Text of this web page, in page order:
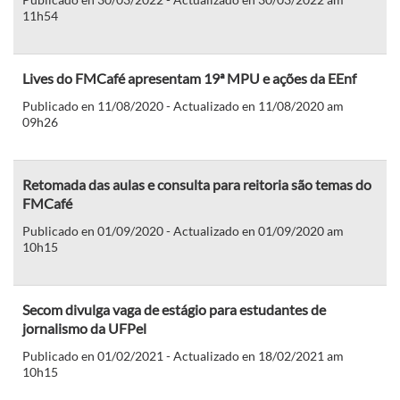
11h54
Lives do FMCafé apresentam 19ª MPU e ações da EEnf
Publicado en 11/08/2020 - Actualizado en 11/08/2020 am
09h26
Retomada das aulas e consulta para reitoria são temas do
FMCafé
Publicado en 01/09/2020 - Actualizado en 01/09/2020 am
10h15
Secom divulga vaga de estágio para estudantes de
jornalismo da UFPel
Publicado en 01/02/2021 - Actualizado en 18/02/2021 am
10h15